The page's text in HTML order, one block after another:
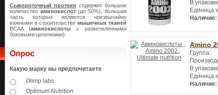
Сывороточный протеин содержит большое
количество аминокислот(до 50%), большая
часть которых являются чрезвычайно
важными в строительствемышечных тканей
BCAA (аминокислоты с разветвленными
боковыми цепочками).
Опрос
Какую марку вы предпочитаете
Olimp labs
Optimum Nutrition
В
Единица
Наличие:
Amino
Группа:
В
Единица
Наличие: